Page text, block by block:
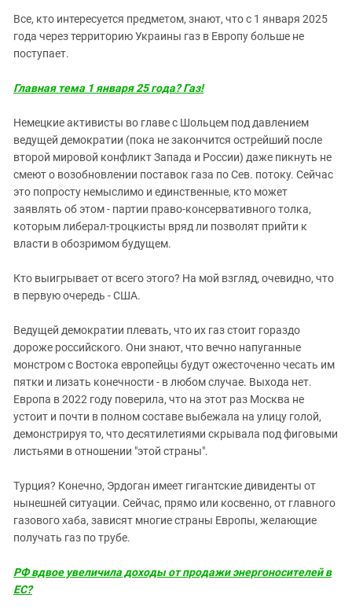
Все, кто интересуется предметом, знают, что с 1 января 2025
года через территорию Украины газ в Европу больше не
поступает.
Главная тема 1 января 25 года? Газ!
Немецкие активисты во главе с Шольцем под давлением
ведущей демократии (пока не закончится острейший после
второй мировой конфликт Запада и России) даже пикнуть не
смеют о возобновлении поставок газа по Сев. потоку. Сейчас
это попросту немыслимо и единственные, кто может
заявлять об этом - партии право-консервативного толка,
которым либерал-троцкисты вряд ли позволят прийти к
власти в обозримом будущем.
Кто выигрывает от всего этого? На мой взгляд, очевидно, что
в первую очередь - США.
Ведущей демократии плевать, что их газ стоит гораздо
дороже российского. Они знают, что вечно напуганные
монстром с Востока европейцы будут ожесточенно чесать им
пятки и лизать конечности - в любом случае. Выхода нет.
Европа в 2022 году поверила, что на этот раз Москва не
устоит и почти в полном составе выбежала на улицу голой,
демонстрируя то, что десятилетиями скрывала под фиговыми
листьями в отношении "этой страны".
Турция? Конечно, Эрдоган имеет гигантские дивиденты от
нынешней ситуации. Сейчас, прямо или косвенно, от главного
газового хаба, зависят многие страны Европы, желающие
получать газ по трубе.
РФ вдвое увеличила доходы от продажи энергоносителей в
ЕС?